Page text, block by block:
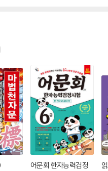
어문회 한자능력검정